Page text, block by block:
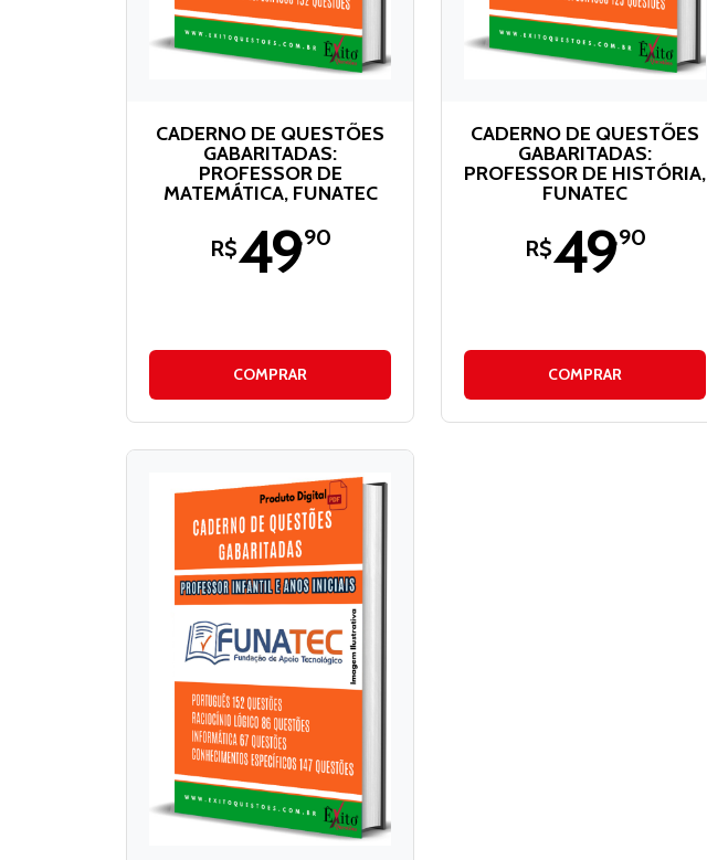
CADERNO DE QUESTÕES
GABARITADAS:
PROFESSOR DE
MATEMÁTICA, FUNATEC
R$49,90
COMPRAR
CADERNO DE QUESTÕES
GABARITADAS:
PROFESSOR DE HISTÓRIA,
FUNATEC
R$49,90
COMPRAR